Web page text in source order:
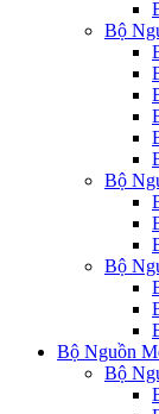
Bộ
Bộ
Bộ
Bộ Nguồn
Bộ